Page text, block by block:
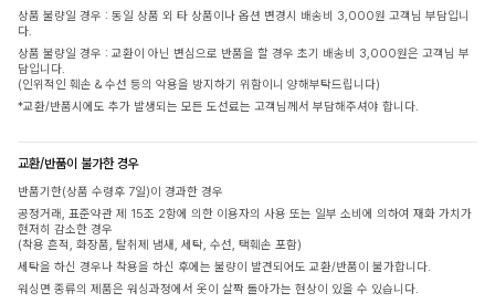
상품 불량일 경우 : 동일 상품 외 타 상품이나 옵션 변경시 배송비 3,000원 고객님 부담입니
다.
상품 불량일 경우 : 교환이 아닌 변심으로 반품을 할 경우 초기 배송비 3,000원은 고객님 부
담입니다.
(인위적인 훼손 & 수선 등의 악용을 방지하기 위함이니 양해부탁드립니다)
*교환/반품시에도 추가 발생되는 모든 도선료는 고객님께서 부담해주셔야 합니다.
교환/반품이 불가한 경우
반품기한(상품 수령후 7일)이 경과한 경우
공정거래, 표준약관 제 15조 2항에 의한 이용자의 사용 또는 일부 소비에 의하여 재화 가치가
현저히 감소한 경우
(착용 흔적, 화장품, 탈취제 냄새, 세탁, 수선, 택훼손 포함)
세탁을 하신 경우나 착용을 하신 후에는 불량이 발견되어도 교환/반품이 불가합니다.
워싱면 종류의 제품은 워싱과정에서 옷이 살짝 돌아가는 현상이 있을 수 있습니다.